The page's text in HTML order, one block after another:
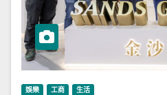
娛樂 工商 生活